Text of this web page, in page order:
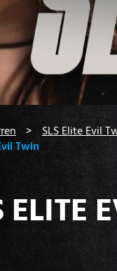
SLS Elite Evil
Twin
ELITE